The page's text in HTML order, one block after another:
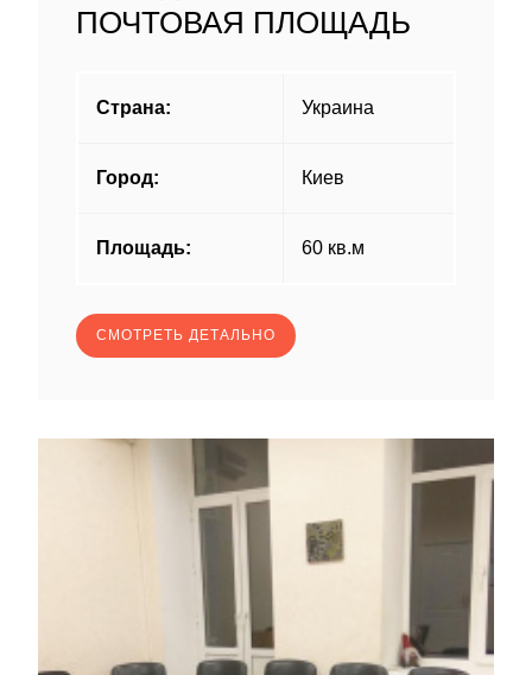
ПОЧТОВАЯ ПЛОЩАДЬ
Страна: Украина
Город: Киев
Площадь: 60 кв.м
СМОТРЕТЬ ДЕТАЛЬНО